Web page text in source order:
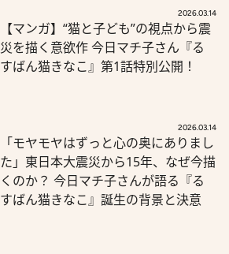
2026.03.14
【マンガ】“猫と子ども”の視点から震
災を描く意欲作 今日マチ子さん『る
すばん猫きなこ』第1話特別公開！
2026.03.14
「モヤモヤはずっと心の奥にありまし
た」東日本大震災から15年、なぜ今描
くのか？ 今日マチ子さんが語る『る
すばん猫きなこ』誕生の背景と決意